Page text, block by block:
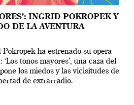
INGRID POKROPEK Y
DE LA AVENTURA
ha estrenado su opera
tonos mayores’, una caza del
los miedos y las vicisitudes de
de extrarradio.